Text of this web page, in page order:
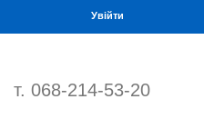
Увійти
т. 068-214-53-20